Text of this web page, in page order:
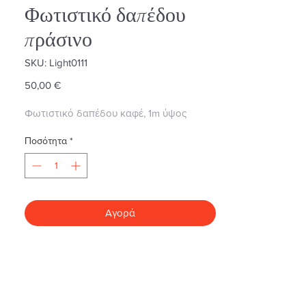
Φωτιστικό δαπέδου
πράσινο
SKU: Light0111
50,00 €Τιμή
Φωτιστικό δαπέδου καφέ, 1m ύψος
Ποσότητα *
Αγορά